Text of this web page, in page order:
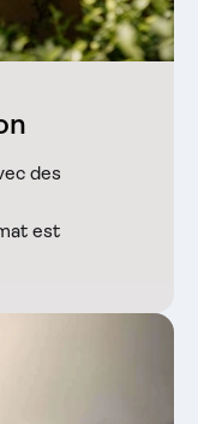
des
est